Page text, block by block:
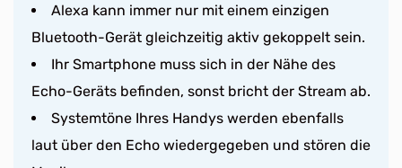
Alexa kann immer nur mit einem einzigen
Bluetooth-Gerät gleichzeitig aktiv gekoppelt sein.
Ihr Smartphone muss sich in der Nähe des
Echo-Geräts befinden, sonst bricht der Stream ab.
Systemtöne Ihres Handys werden ebenfalls
laut über den Echo wiedergegeben und stören die